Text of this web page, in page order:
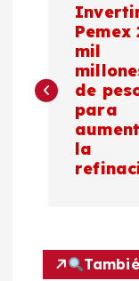
v
c
Pemex
mil
de
para
la